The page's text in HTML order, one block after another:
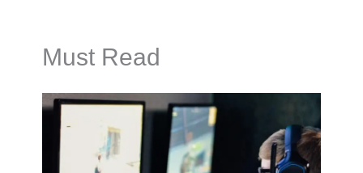
Must Read